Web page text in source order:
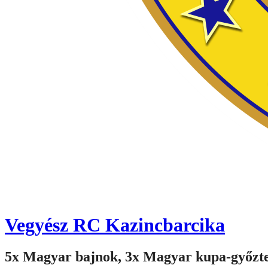
Vegyész RC Kazincbarcika
5x Magyar bajnok, 3x Magyar kupa-